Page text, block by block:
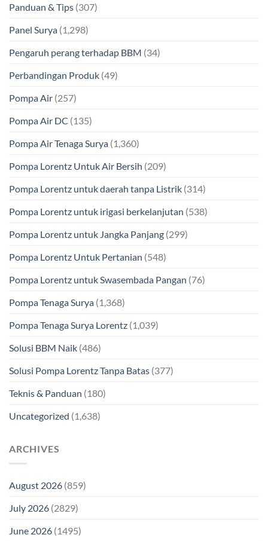
Panduan & Tips (307)
Panel Surya (1,298)
Pengaruh perang terhadap BBM (34)
Perbandingan Produk (49)
Pompa Air (257)
Pompa Air DC (135)
Pompa Air Tenaga Surya (1,360)
Pompa Lorentz Untuk Air Bersih (209)
Pompa Lorentz untuk daerah tanpa Listrik (314)
Pompa Lorentz untuk irigasi berkelanjutan (538)
Pompa Lorentz untuk Jangka Panjang (299)
Pompa Lorentz Untuk Pertanian (548)
Pompa Lorentz untuk Swasembada Pangan (76)
Pompa Tenaga Surya (1,368)
Pompa Tenaga Surya Lorentz (1,039)
Solusi BBM Naik (486)
Solusi Pompa Lorentz Tanpa Batas (377)
Teknis & Panduan (180)
Uncategorized (1,638)
ARCHIVES
August 2026 (859)
July 2026 (2829)
June 2026 (1495)